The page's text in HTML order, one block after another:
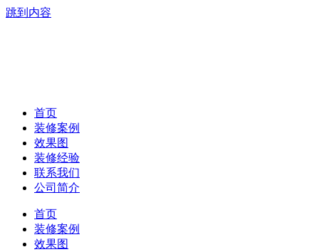
跳到内容
首页
装修案例
效果图
装修经验
联系我们
公司简介
首页
装修案例
效果图